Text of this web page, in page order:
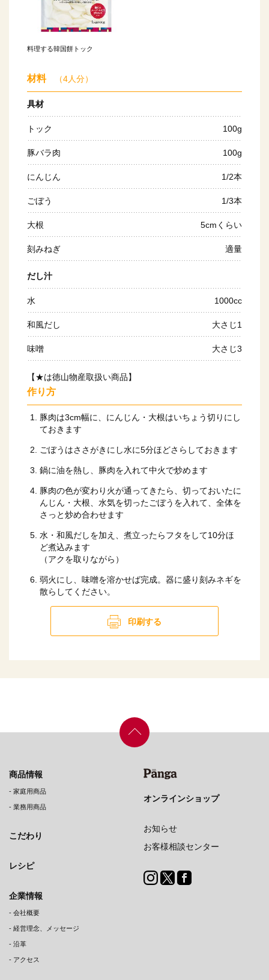
料理する韓国餅トック
材料 （4人分）
具材
トック 100g
豚バラ肉 100g
にんじん 1/2本
ごぼう 1/3本
大根 5cmくらい
刻みねぎ 適量
だし汁
水 1000cc
和風だし 大さじ1
味噌 大さじ3
【★は徳山物産取扱い商品】
作り方
豚肉は3cm幅に、にんじん・大根はいちょう切りにし
ておきます
ごぼうはささがきにし水に5分ほどさらしておきます
鍋に油を熱し、豚肉を入れて中火で炒めます
豚肉の色が変わり火が通ってきたら、切っておいたに
んじん・大根、水気を切ったごぼうを入れて、全体を
さっと炒め合わせます
水・和風だしを加え、煮立ったらフタをして10分ほ
ど煮込みます
（アクを取りながら）
弱火にし、味噌を溶かせば完成。器に盛り刻みネギを
散らしてください。
印刷する
商品情報
- 家庭用商品
- 業務用商品
こだわり
レシピ
企業情報
- 会社概要
- 経営理念、メッセージ
- 沿革
- アクセス
オンラインショップ
お知らせ
お客様相談センター